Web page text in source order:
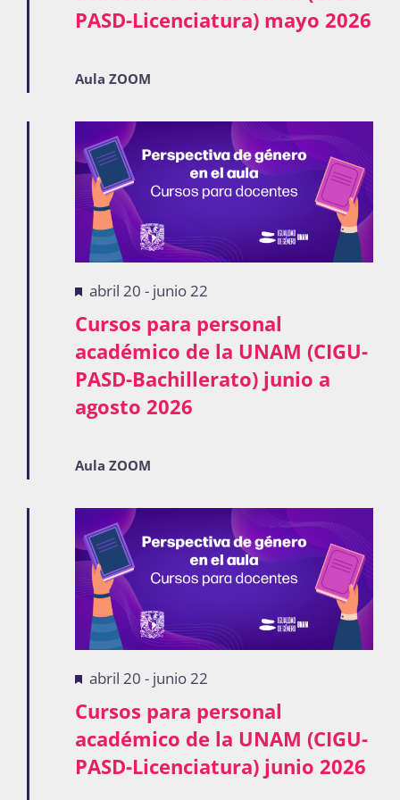
Publicaciones
PASD-Licenciatura) mayo 2026
Aula ZOOM
Cursos para personal
académico de la UNAM (CIGU-
PASD-Bachillerato) junio a
agosto 2026
Destacadas
abril 20 - junio 22
Aula ZOOM
Cursos para personal
académico de la UNAM (CIGU-
PASD-Licenciatura) junio 2026
Destacadas
abril 20 - junio 22